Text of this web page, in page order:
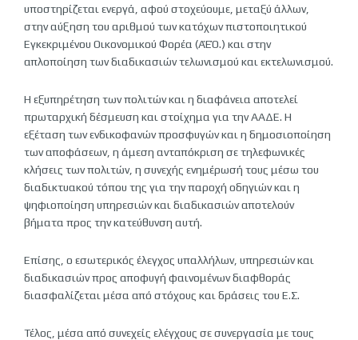
υποστηρίζεται ενεργά, αφού στοχεύουμε, μεταξύ άλλων,
στην αύξηση του αριθμού των κατόχων πιστοποιητικού
Εγκεκριμένου Οικονομικού Φορέα (ΑΈΌ.) και στην
απλοποίηση των διαδικασιών τελωνισμού και εκτελωνισμού.
Η εξυπηρέτηση των πολιτών και η διαφάνεια αποτελεί
πρωταρχική δέσμευση και στοίχημα για την ΑΑΔΕ. Η
εξέταση των ενδικοφανών προσφυγών και η δημοσιοποίηση
των αποφάσεων, η άμεση ανταπόκριση σε τηλεφωνικές
κλήσεις των πολιτών, η συνεχής ενημέρωσή τους μέσω του
διαδικτυακού τόπου της για την παροχή οδηγιών και η
ψηφιοποίηση υπηρεσιών και διαδικασιών αποτελούν
βήματα προς την κατεύθυνση αυτή.
Επίσης, ο εσωτερικός έλεγχος υπαλλήλων, υπηρεσιών και
διαδικασιών προς αποφυγή φαινομένων διαφθοράς
διασφαλίζεται μέσα από στόχους και δράσεις του Ε.Σ.
Τέλος, μέσα από συνεχείς ελέγχους σε συνεργασία με τους